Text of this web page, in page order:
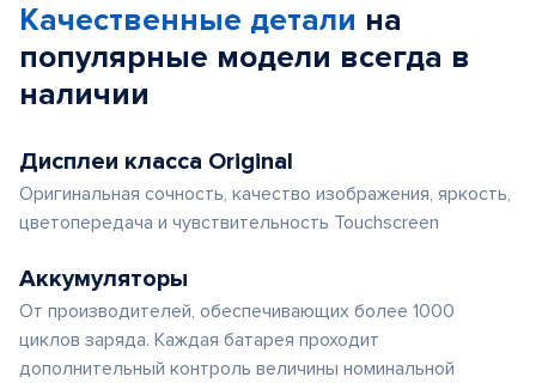
Качественные детали на
популярные модели всегда в
наличии
Дисплеи класса Original
Оригинальная сочность, качество изображения, яркость,
цветопередача и чувствительность Touchscreen
Аккумуляторы
От производителей, обеспечивающих более 1000
циклов заряда. Каждая батарея проходит
дополнительный контроль величины номинальной